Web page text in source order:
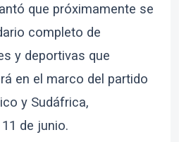
que próximamente se
completo de
y deportivas que
en el marco del partido
y Sudáfrica,
de junio.